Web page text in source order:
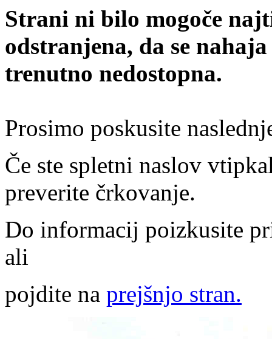
Strani ni bilo mogoče
odstranjena, da se
trenutno nedostopna.
Prosimo poskusite
Če ste spletni naslov
preverite črkovanje.
Do informacij poizkusite
ali
pojdite na prejšnjo stran.